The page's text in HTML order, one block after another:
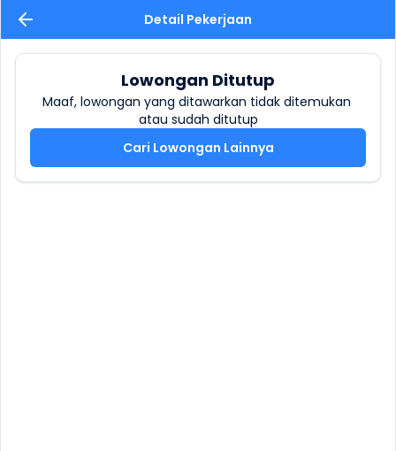
Detail Pekerjaan
Lowongan Ditutup
Maaf, lowongan yang ditawarkan tidak ditemukan
atau sudah ditutup
Cari Lowongan Lainnya